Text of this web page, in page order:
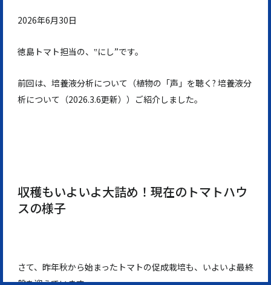
2026年6月30日
徳島トマト担当の、‟にし”です。
前回は、培養液分析について（植物の「声」を聴く? 培養液分
析について（2026.3.6更新））ご紹介しました。
収穫もいよいよ大詰め！現在のトマトハウ
スの様子
さて、昨年秋から始まったトマトの促成栽培も、いよいよ最終